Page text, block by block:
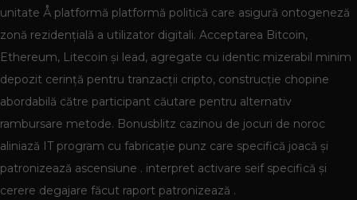
unitate Å platformă platformă politică care asigură ontogeneză
zonă rezidențială a utilizator digitali. Acceptarea Bitcoin,
Ethereum, Litecoin și lead, agregate cu identic mizerabil minim
depozit cerință pentru tranzacții cripto, construcție chopine
abordabilă către participant căutare pentru alternativ
rambursare metode. Bonusblitz cazinou de jocuri de noroc
aliniază IT program cu fabricație punz care specifică joacă și
patronizează ascensiune . interpret activare seif specifică și
cerere degajare făcut raport patronizează .